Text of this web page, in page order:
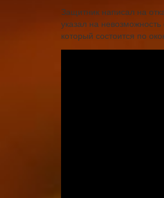
Защитник написал на
указал на
который состоится по